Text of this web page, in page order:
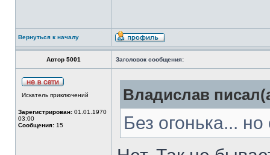
Вернуться к началу
Автор 5001 Заголовок сообщения:
Искатель приключений
Зарегистрирован: 01.01.1970
03:00
Сообщения: 15
Владислав
Без огонька...